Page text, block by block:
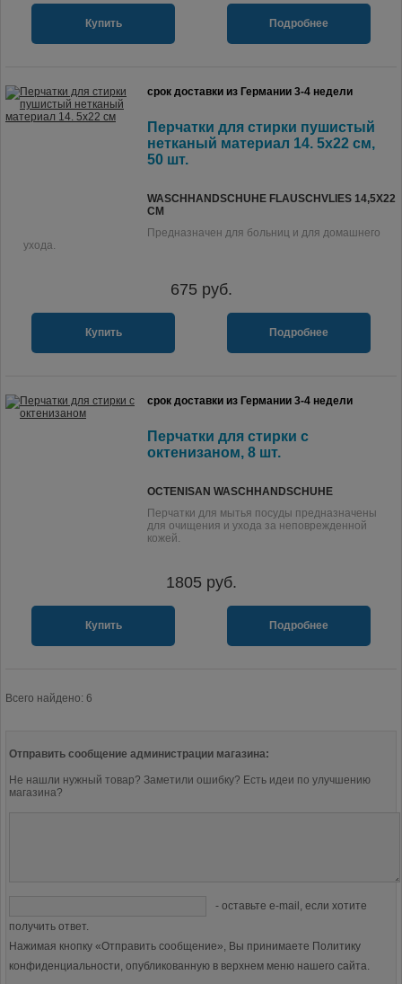
Купить Подробнее
срок доставки из Германии 3-4 недели
Перчатки для стирки пушистый
нетканый материал 14. 5x22 см,
50 шт.
WASCHHANDSCHUHE FLAUSCHVLIES 14,5X22
CM
Предназначен для больниц и для домашнего
ухода.
675 руб.
Купить Подробнее
срок доставки из Германии 3-4 недели
Перчатки для стирки с
октенизаном, 8 шт.
OCTENISAN WASCHHANDSCHUHE
Перчатки для мытья посуды предназначены
для очищения и ухода за неповрежденной
кожей.
1805 руб.
Купить Подробнее
Всего найдено: 6
Отправить сообщение администрации магазина:
Не нашли нужный товар? Заметили ошибку? Есть идеи по улучшению
магазина?
- оставьте e-mail, если хотите
получить ответ.
Нажимая кнопку «Отправить сообщение», Вы принимаете Политику
конфиденциальности, опубликованную в верхнем меню нашего сайта.